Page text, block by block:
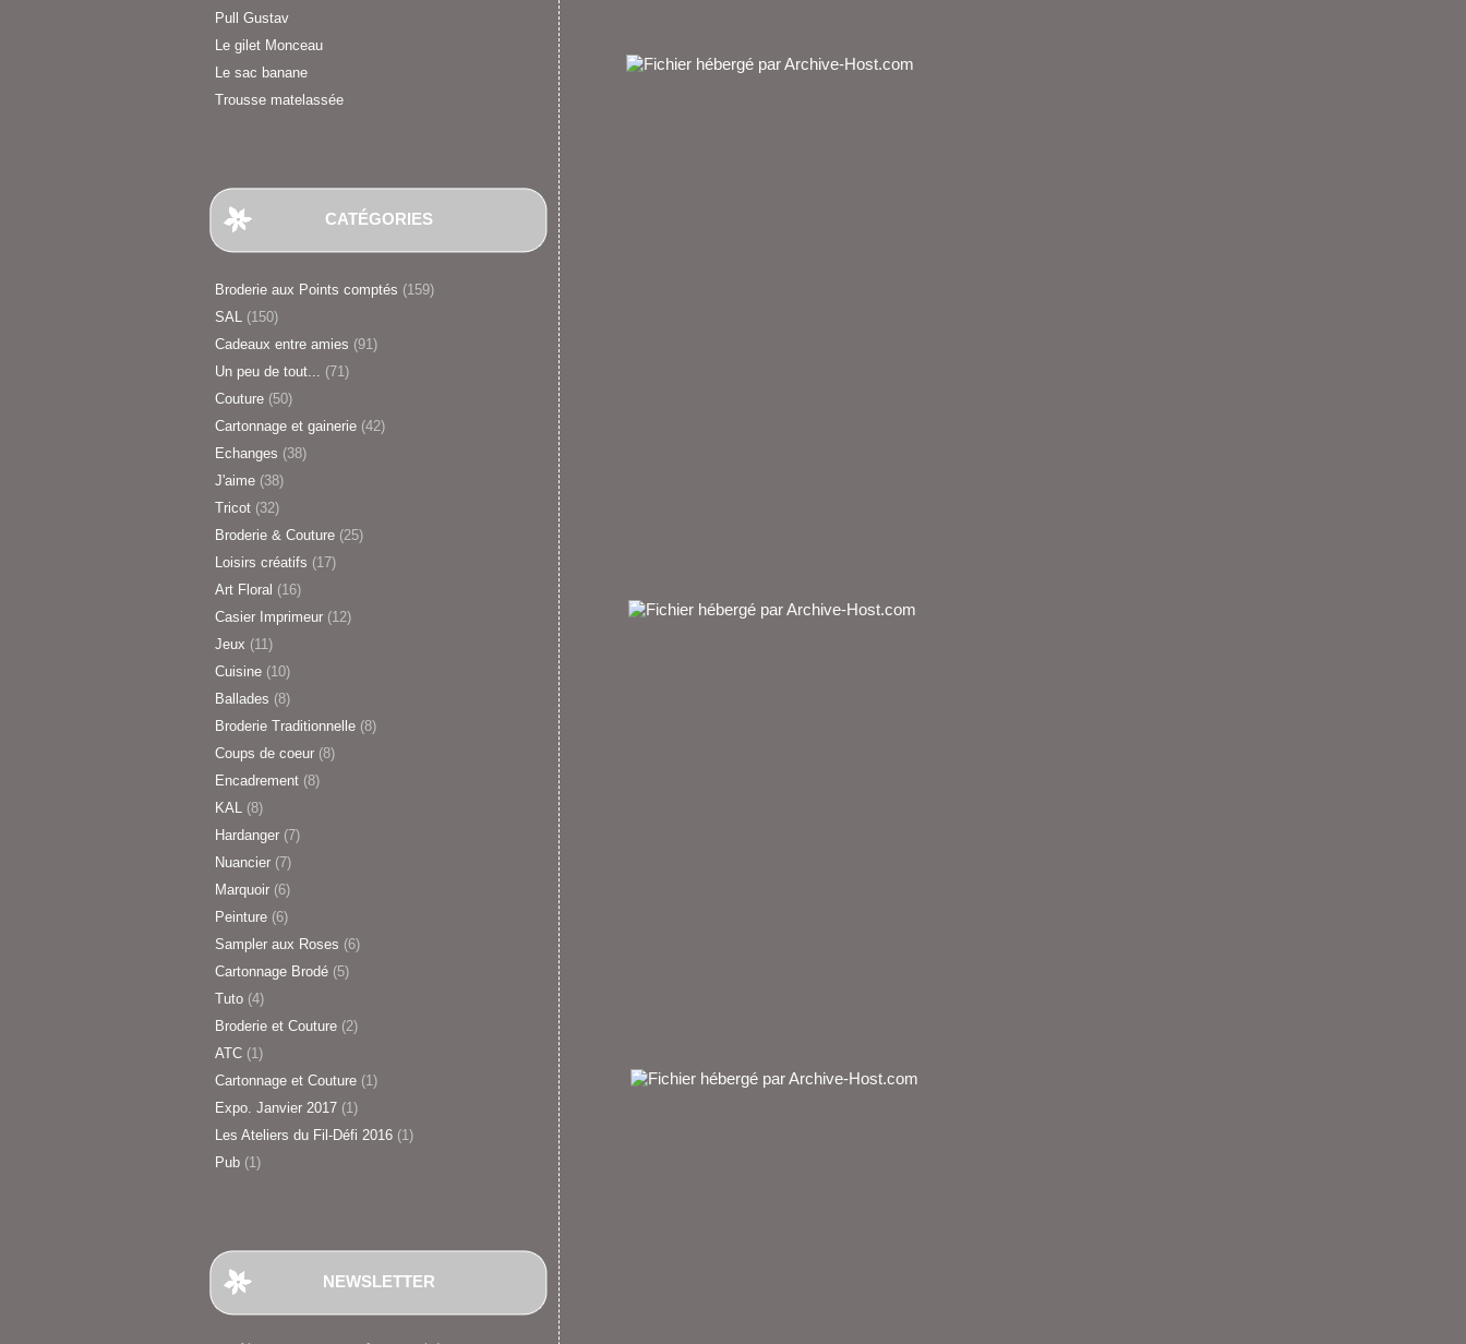
Pull Gustav
Le gilet Monceau
Le sac banane
Trousse matelassée
CATÉGORIES
Broderie aux Points comptés (159)
SAL (150)
Cadeaux entre amies (91)
Un peu de tout... (71)
Couture (50)
Cartonnage et gainerie (42)
Echanges (38)
J'aime (38)
Tricot (32)
Broderie & Couture (25)
Loisirs créatifs (17)
Art Floral (16)
Casier Imprimeur (12)
Jeux (11)
Cuisine (10)
Ballades (8)
Broderie Traditionnelle (8)
Coups de coeur (8)
Encadrement (8)
KAL (8)
Hardanger (7)
Nuancier (7)
Marquoir (6)
Peinture (6)
Sampler aux Roses (6)
Cartonnage Brodé (5)
Tuto (4)
Broderie et Couture (2)
ATC (1)
Cartonnage et Couture (1)
Expo. Janvier 2017 (1)
Les Ateliers du Fil-Défi 2016 (1)
Pub (1)
NEWSLETTER